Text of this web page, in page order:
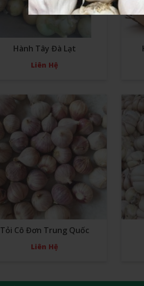
Hành Tây Đà Lạt
Liên Hệ
Tỏi Cô Đơn Trung Quốc
Liên Hệ